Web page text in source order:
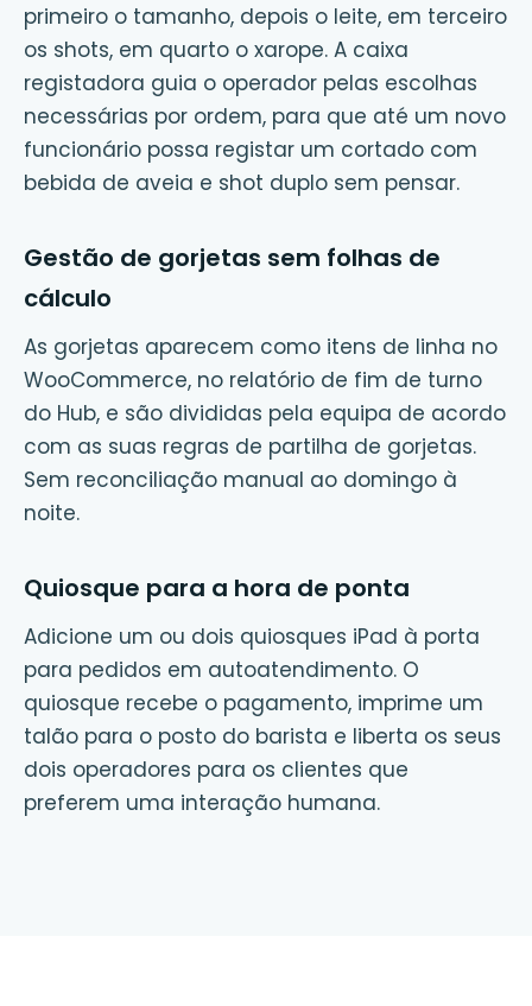
primeiro o tamanho, depois o leite, em terceiro
os shots, em quarto o xarope. A caixa
registadora guia o operador pelas escolhas
necessárias por ordem, para que até um novo
funcionário possa registar um cortado com
bebida de aveia e shot duplo sem pensar.
Gestão de gorjetas sem folhas de
cálculo
As gorjetas aparecem como itens de linha no
WooCommerce, no relatório de fim de turno
do Hub, e são divididas pela equipa de acordo
com as suas regras de partilha de gorjetas.
Sem reconciliação manual ao domingo à
noite.
Quiosque para a hora de ponta
Adicione um ou dois quiosques iPad à porta
para pedidos em autoatendimento. O
quiosque recebe o pagamento, imprime um
talão para o posto do barista e liberta os seus
dois operadores para os clientes que
preferem uma interação humana.